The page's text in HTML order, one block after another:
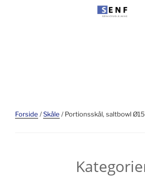
Forside /Skåle / Portionsskål, saltbowl